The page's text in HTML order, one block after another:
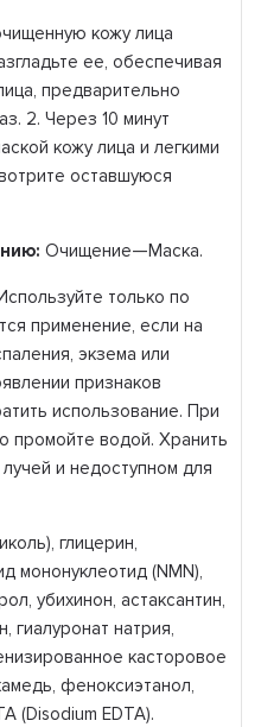
кожу лица
ее, обеспечивая
предварительно
2. Через 10 минут
кожу лица и легкими
оставшуюся
Очищение—Маска.
Используйте только по
применение, если на
экзема или
признаков
использование. При
промойте водой. Хранить
и недоступном для
глицерин,
мононуклеотид (NMN),
убихинон, астаксантин,
гиалуронат натрия,
касторовое
феноксиэтанол,
(Disodium EDTA).